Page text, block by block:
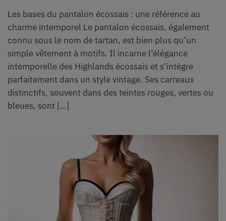
Les bases du pantalon écossais : une référence au
charme intemporel Le pantalon écossais, également
connu sous le nom de tartan, est bien plus qu’un
simple vêtement à motifs. Il incarne l’élégance
intemporelle des Highlands écossais et s’intègre
parfaitement dans un style vintage. Ses carreaux
distinctifs, souvent dans des teintes rouges, vertes ou
bleues, sont […]